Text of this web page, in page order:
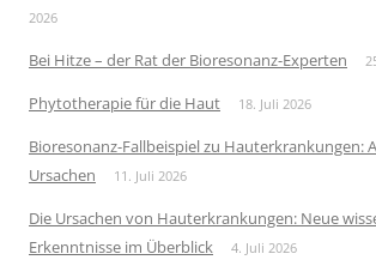
2026
Bei Hitze – der Rat der Bioresonanz-Experten
Phytotherapie für die Haut 18. Juli 2026
Bioresonanz-Fallbeispiel zu Hauterkrankungen:
Ursachen
11. Juli 2026
Die Ursachen von Hauterkrankungen: Neue
Erkenntnisse im Überblick
4. Juli 2026